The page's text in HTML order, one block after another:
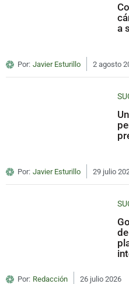
a
Por: Javier Esturillo 2 agosto
Por: Javier Esturillo 29 julio
Por: Redacción 26 julio 2026